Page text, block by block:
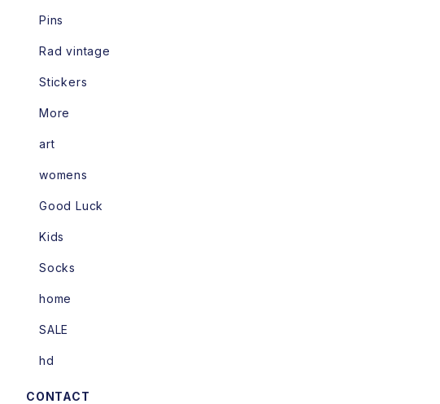
Pins
Rad vintage
Stickers
More
art
womens
Good Luck
Kids
Socks
home
SALE
hd
CONTACT